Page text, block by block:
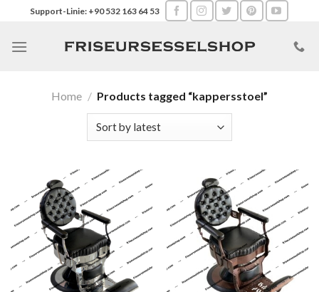
content
Support-Linie: +90 532 163 64 53
Home / Products tagged “kappersstoel”